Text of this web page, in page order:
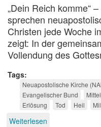
„Dein Reich komme“
sprechen
Christen jede Woche
zeigt: In der
Vollendung des
Tags
Neuapostolische Kirche
Evangelischer Bund
Erlösung
Tod Heil
Weiterlesen